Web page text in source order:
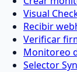
Visual
Recibir
Verificar
Monitoreo
Selector